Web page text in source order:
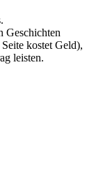
Geschichten
kostet Geld),
leisten.